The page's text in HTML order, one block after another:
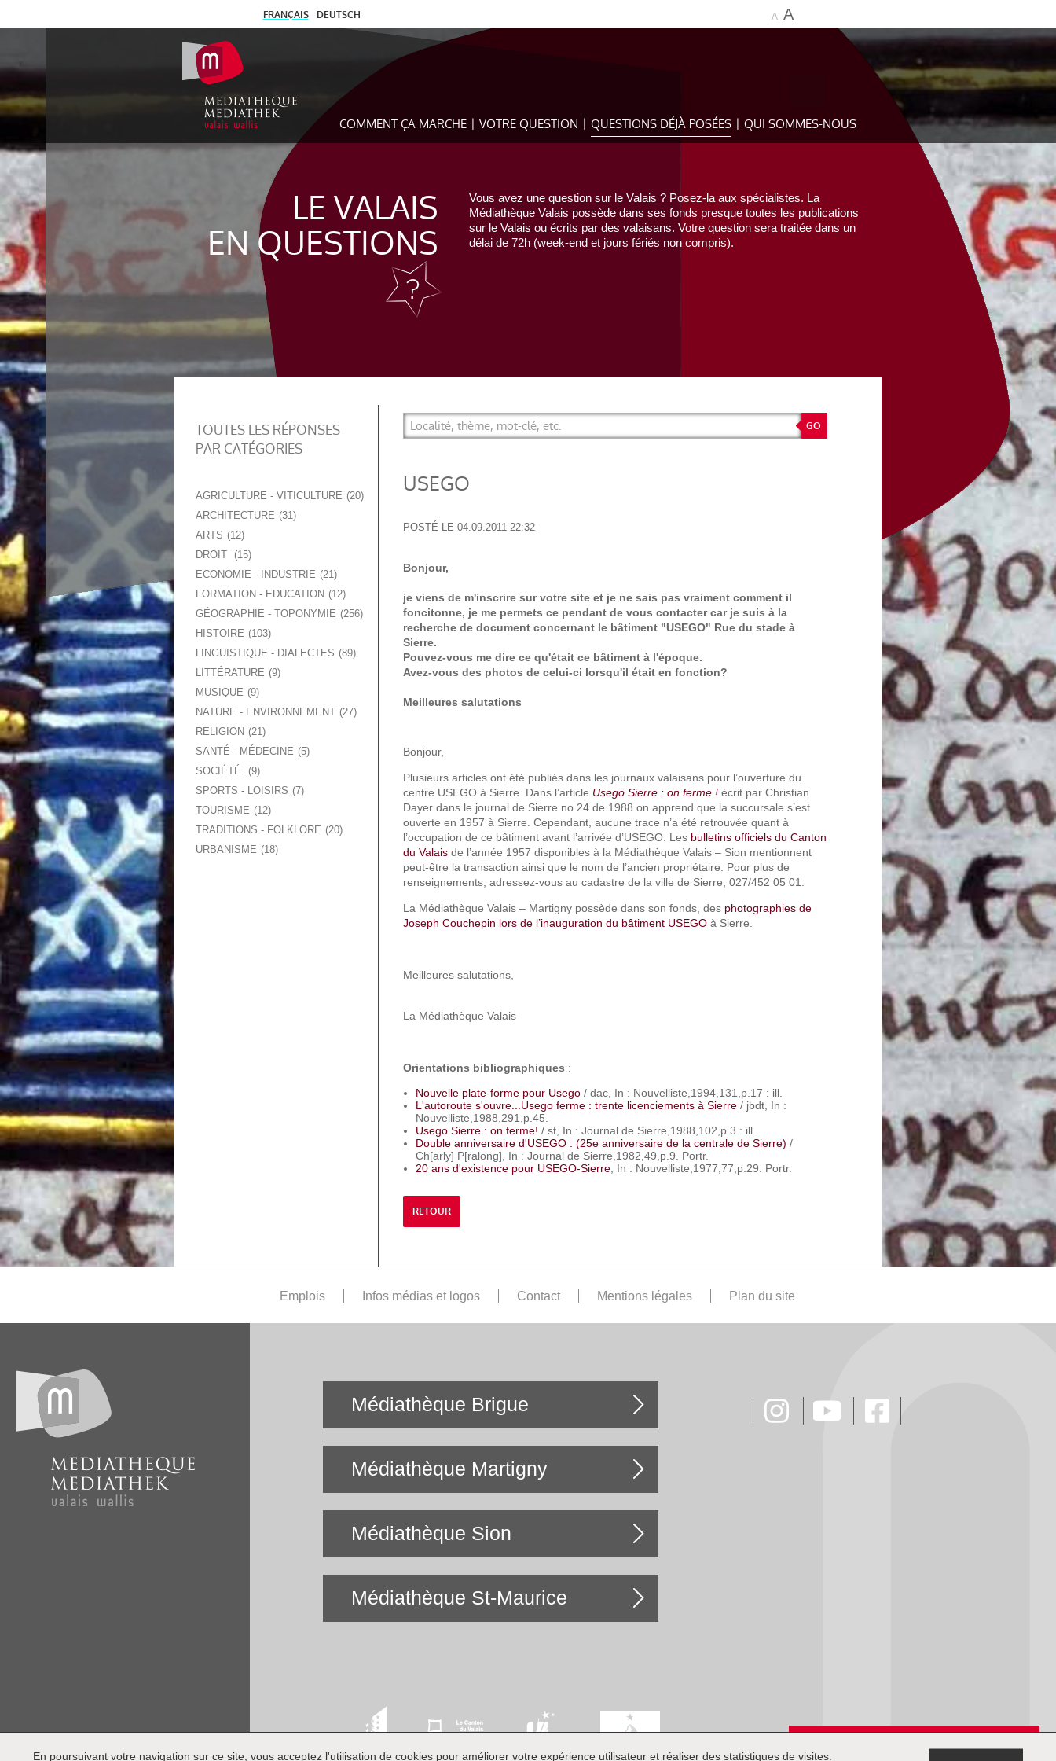
FRANÇAIS DEUTSCH A A
COMMENT ÇA MARCHE VOTRE QUESTION QUESTIONS DÉJÀ POSÉES QUI SOMMES-NOUS
LE VALAIS
EN QUESTIONS
Vous avez une question sur le Valais ? Posez-la aux spécialistes. La
Médiathèque Valais possède dans ses fonds presque toutes les publications
sur le Valais ou écrits par des valaisans. Votre question sera traitée dans un
délai de 72h (week-end et jours fériés non compris).
TOUTES LES RÉPONSES
PAR CATÉGORIES
AGRICULTURE - VITICULTURE
20
ARCHITECTURE
31
ARTS
12
DROIT
15
ECONOMIE - INDUSTRIE
21
FORMATION - EDUCATION
12
GÉOGRAPHIE - TOPONYMIE
256
HISTOIRE
103
LINGUISTIQUE - DIALECTES
89
LITTÉRATURE
9
MUSIQUE
9
NATURE - ENVIRONNEMENT 27
RELIGION
21
SANTÉ - MÉDECINE
5
SOCIÉTÉ
9
SPORTS - LOISIRS
7
TOURISME
12
TRADITIONS - FOLKLORE
20
URBANISME
18
USEGO
POSTÉ LE 04.09.2011 22:32
Bonjour,
je viens de m'inscrire sur votre site et je ne sais pas vraiment comment il
foncitonne, je me permets ce pendant de vous contacter car je suis à la
recherche de document concernant le bâtiment "USEGO" Rue du stade à
Sierre.
Pouvez-vous me dire ce qu'était ce bâtiment à l'époque.
Avez-vous des photos de celui-ci lorsqu'il était en fonction?
Meilleures salutations
Bonjour,
Plusieurs articles ont été publiés dans les journaux valaisans pour l’ouverture du
centre USEGO à Sierre. Dans l’article Usego Sierre : on ferme !écrit par Christian
Dayer dans le journal de Sierre no 24 de 1988 on apprend que la succursale s’est
ouverte en 1957 à Sierre. Cependant, aucune trace n’a été retrouvée quant à
l’occupation de ce bâtiment avant l’arrivée d’USEGO. Les bulletins officiels du Canton
du Valaisde l’année 1957 disponibles à la Médiathèque Valais – Sion mentionnent
peut-être la transaction ainsi que le nom de l’ancien propriétaire. Pour plus de
renseignements, adressez-vous au cadastre de la ville de Sierre, 027/452 05 01.
La Médiathèque Valais – Martigny possède dans son fonds, des photographies de
Joseph Couchepin lors de l’inauguration du bâtiment USEGOà Sierre.
Meilleures salutations,
La Médiathèque Valais
Orientations bibliographiques :
Nouvelle plate-forme pour Usego/ dac, In : Nouvelliste,1994,131,p.17 : ill.
L'autoroute s'ouvre...Usego ferme : trente licenciements à Sierre/ jbdt, In :
Nouvelliste,1988,291,p.45.
Usego Sierre : on ferme! / st, In : Journal de Sierre,1988,102,p.3 : ill.
Double anniversaire d'USEGO : (25e anniversaire de la centrale de Sierre) /
Ch[arly] P[ralong], In : Journal de Sierre,1982,49,p.9. Portr.
20 ans d'existence pour USEGO-Sierre, In : Nouvelliste,1977,77,p.29. Portr.
RETOUR
Emplois Infos médias et logos Contact Mentions légales Plan du site
Médiathèque Brigue
Médiathèque Martigny
Médiathèque Sion
Médiathèque St-Maurice
Inscription à la newsletter
En poursuivant votre navigation sur ce site, vous acceptez l'utilisation de cookies pour améliorer votre expérience utilisateur et réaliser des statistiques de visites.